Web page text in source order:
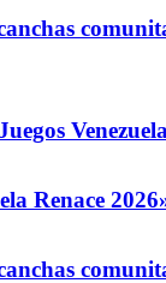
Renace